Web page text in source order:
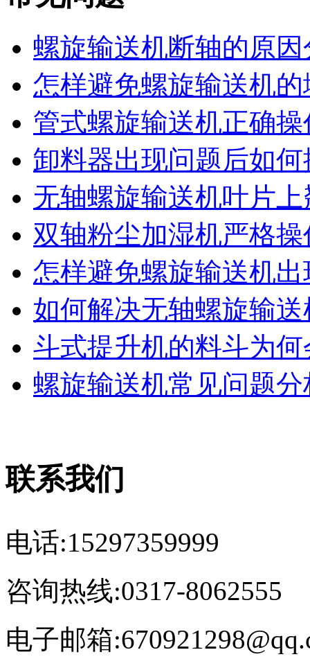
螺旋输送机断轴的原因
怎样避免螺旋输送机
管式螺旋输送机正确
卸料器出现问题后如何
无轴螺旋输送机叶片
双轴粉尘加湿机严格操
怎样避免螺旋输送机
如何解决无轴螺旋输
斗式提升机的料斗为
螺旋输送机常见问题
联系我们
电话:15297359999
咨询热线:0317-8062555
电子邮箱